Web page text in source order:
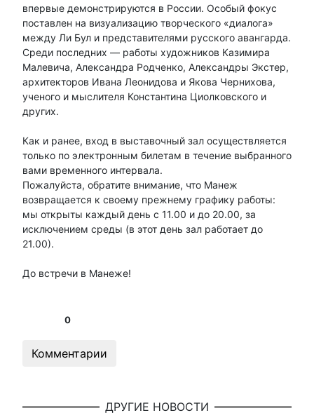
впервые демонстрируются в России. Особый фокус
поставлен на визуализацию творческого «диалога»
между Ли Бул и представителями русского авангарда.
Среди последних — работы художников Казимира
Малевича, Александра Родченко, Александры Экстер,
архитекторов Ивана Леонидова и Якова Чернихова,
ученого и мыслителя Константина Циолковского и
других.
Как и ранее, вход в выставочный зал осуществляется
только по электронным билетам в течение выбранного
вами временного интервала.
Пожалуйста, обратите внимание, что Манеж
возвращается к своему прежнему графику работы:
мы открыты каждый день с 11.00 и до 20.00, за
исключением среды (в этот день зал работает до
21.00).
До встречи в Манеже!
0
Комментарии
ДРУГИЕ НОВОСТИ